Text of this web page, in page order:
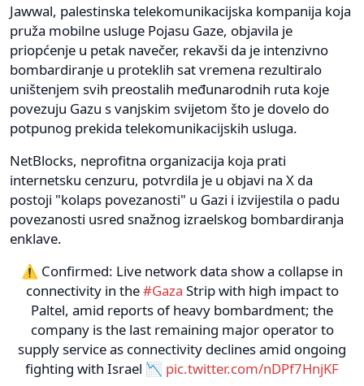
Jawwal, palestinska telekomunikacijska kompanija koja
pruža mobilne usluge Pojasu Gaze, objavila je
priopćenje u petak navečer, rekavši da je intenzivno
bombardiranje u proteklih sat vremena rezultiralo
uništenjem svih preostalih međunarodnih ruta koje
povezuju Gazu s vanjskim svijetom što je dovelo do
potpunog prekida telekomunikacijskih usluga.
NetBlocks, neprofitna organizacija koja prati
internetsku cenzuru, potvrdila je u objavi na X da
postoji "kolaps povezanosti" u Gazi i izvijestila o padu
povezanosti usred snažnog izraelskog bombardiranja
enklave.
⚠ Confirmed: Live network data show a collapse in
connectivity in the#Gaza Strip with high impact to
Paltel, amid reports of heavy bombardment; the
company is the last remaining major operator to
supply service as connectivity declines amid ongoing
fighting with Israel 📉 pic.twitter.com/nDPf7HnjKF